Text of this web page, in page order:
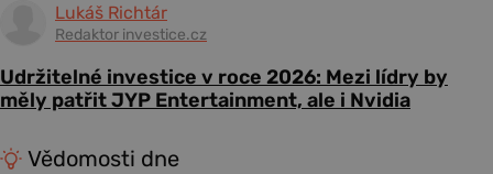
Lukáš Richtár
Redaktor investice.cz
Udržitelné investice v roce 2026: Mezi lídry by
měly patřit JYP Entertainment, ale i Nvidia
Vědomosti dne